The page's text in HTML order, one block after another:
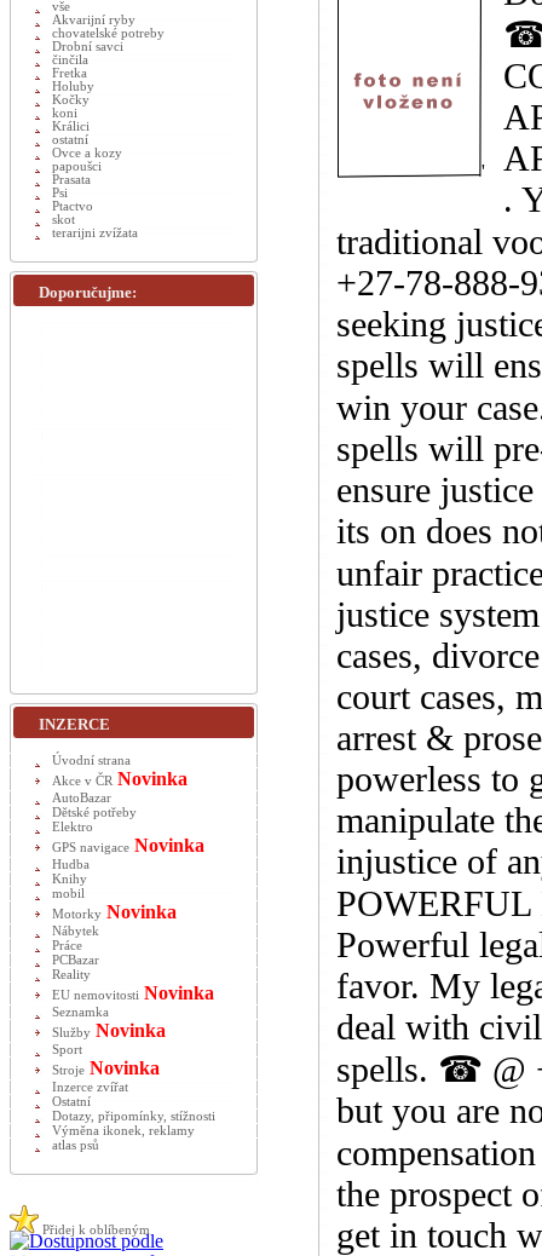
'
☎
.
traditional
+27-78-888-
seeking
spells will
win your
spells will
ensure
its on does
unfair
justice
cases,
court cases,
arrest &
powerless to
manipulate
injustice of
Powerful
favor. My
deal with
spells. ☎ @
but you are
the prospect
get in touch
vše
Akvarijní ryby
chovatelské potreby
Drobní savci
činčila
Fretka
Holuby
Kočky
koni
Králici
ostatní
Ovce a kozy
papoušci
Prasata
Psi
Ptactvo
skot
terarijni zvížata
Doporučujme:
INZERCE
Úvodní strana
Akce v ČR Novinka
AutoBazar
Dětské potřeby
Elektro
GPS navigace Novinka
Hudba
Knihy
mobil
Motorky Novinka
Nábytek
Práce
PCBazar
Reality
EU nemovitosti Novinka
Seznamka
Služby Novinka
Sport
Stroje Novinka
Inzerce zvířat
Ostatní
Dotazy, připomínky, stížnosti
Výměna ikonek, reklamy
atlas psů
Přidej k oblíbeným